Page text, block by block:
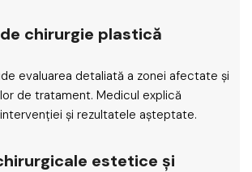
chirurgie plastică
evaluarea detaliată a zonei afectate și
de tratament. Medicul explică
și rezultatele așteptate.
estetice și